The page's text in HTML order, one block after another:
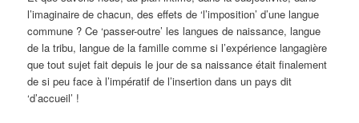
l’imaginaire de chacun, des effets de ‘l’imposition’ d’une langue
commune ? Ce ‘passer-outre’ les langues de naissance, langue
de la tribu, langue de la famille comme si l’expérience langagière
que tout sujet fait depuis le jour de sa naissance était finalement
de si peu face à l’impératif de l’insertion dans un pays dit
‘d’accueil’ !